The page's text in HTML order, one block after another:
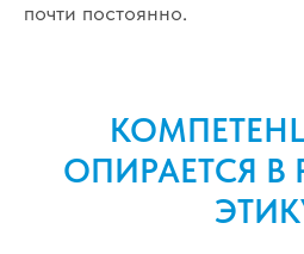
почти постоянно.
ОПИРАЕТСЯ В